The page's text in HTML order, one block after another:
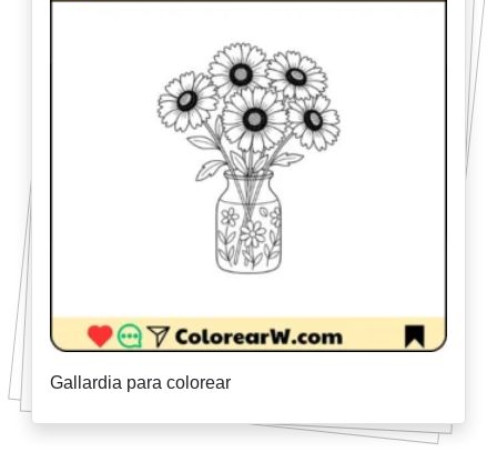
Gallardia para colorear